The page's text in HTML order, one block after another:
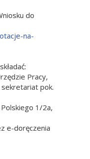
do
na-
Pracy,
pok.
1/2a,
e-doręczenia